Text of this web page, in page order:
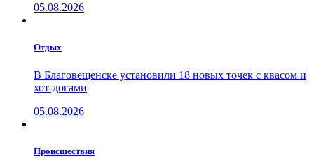
05.08.2026
Отдых
В Благовещенске установили 18 новых точек с квасом и
хот-догами
05.08.2026
Проиcшествия